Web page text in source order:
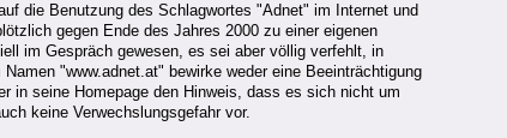
die Benutzung des Schlagwortes "Adnet" im Internet und
gegen Ende des Jahres 2000 zu einer eigenen
im Gespräch gewesen, es sei aber völlig verfehlt, in
"www.adnet.at" bewirke weder eine Beeinträchtigung
in seine Homepage den Hinweis, dass es sich nicht um
keine Verwechslungsgefahr vor.